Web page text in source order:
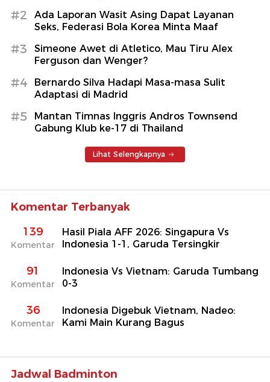
#2
Ada Laporan Wasit Asing Dapat Layanan
Seks, Federasi Bola Korea Minta Maaf
#3
Simeone Awet di Atletico, Mau Tiru Alex
Ferguson dan Wenger?
#4
Bernardo Silva Hadapi Masa-masa Sulit
Adaptasi di Madrid
#5
Mantan Timnas Inggris Andros Townsend
Gabung Klub ke-17 di Thailand
Lihat Selengkapnya
Komentar Terbanyak
139
Komentar
Hasil Piala AFF 2026: Singapura Vs
Indonesia 1-1, Garuda Tersingkir
91
Komentar
Indonesia Vs Vietnam: Garuda Tumbang
0-3
36
Komentar
Indonesia Digebuk Vietnam, Nadeo:
Kami Main Kurang Bagus
Jadwal Badminton